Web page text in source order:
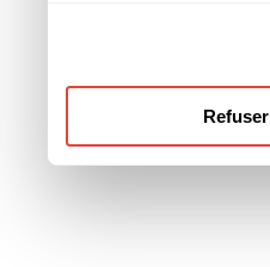
Refuser